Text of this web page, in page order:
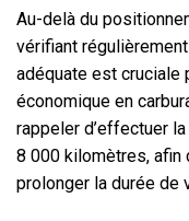
Au-delà du
vérifiant
adéquate est cruciale
économique en
rappeler d’effectuer
8 000 kilomètres, afin
prolonger la durée de